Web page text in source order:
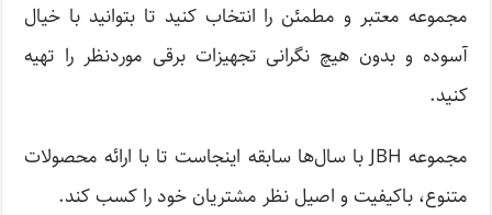
مجموعه معتبر و مطمئن را انتخاب کنید تا بتوانید با خیال
آسوده و بدون هیچ نگرانی تجهیزات برقی موردنظر را تهیه
کنید.
مجموعه JBH با سال‌ها سابقه اینجاست تا با ارائه محصولات
متنوع، باکیفیت و اصیل نظر مشتریان خود را کسب کند.